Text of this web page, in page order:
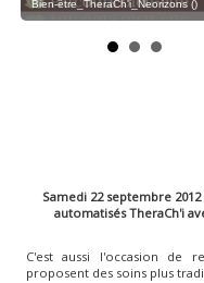
Bien-être_TheraCh'i_Neorizons ()
Samedi 22 septembre
automatisés TheraCh'i
C'est aussi l'occasion de
proposent des soins plus